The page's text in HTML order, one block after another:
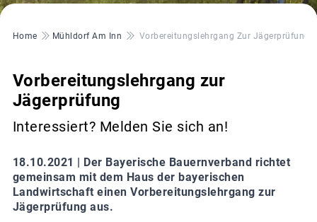
Pfadnavigation
Home Mühldorf Am Inn Vorbereitungslehrgang Zur Jägerprüfung
Vorbereitungslehrgang zur
Jägerprüfung
Interessiert? Melden Sie sich an!
18.10.2021 | Der Bayerische Bauernverband richtet
gemeinsam mit dem Haus der bayerischen
Landwirtschaft einen Vorbereitungslehrgang zur
Jägerprüfung aus.